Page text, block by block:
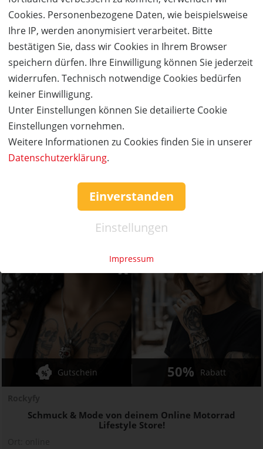
Cookies. Personenbezogene Daten, wie beispielsweise
Ihre IP, werden anonymisiert verarbeitet. Bitte
bestätigen Sie, dass wir Cookies in Ihrem Browser
speichern dürfen. Ihre Einwilligung können Sie jederzeit
widerrufen. Technisch notwendige Cookies bedürfen
keiner Einwilligung.
Unter Einstellungen können Sie detailierte Cookie
Einstellungen vornehmen.
Weitere Informationen zu Cookies finden Sie in unserer
Datenschutzerklärung.
Einverstanden
Einstellungen
Impressum
BASSA BAVIERA
Der lässige Amaro aus Bayern
Gutschein 50% Rabatt
Preis:
20,- €
Verfügbar:
84
JETZTBESTELLEN
Schmuck & Mode von deinem Online Motorrad
Lifestyle Store!
Gutschein 50% Rabatt